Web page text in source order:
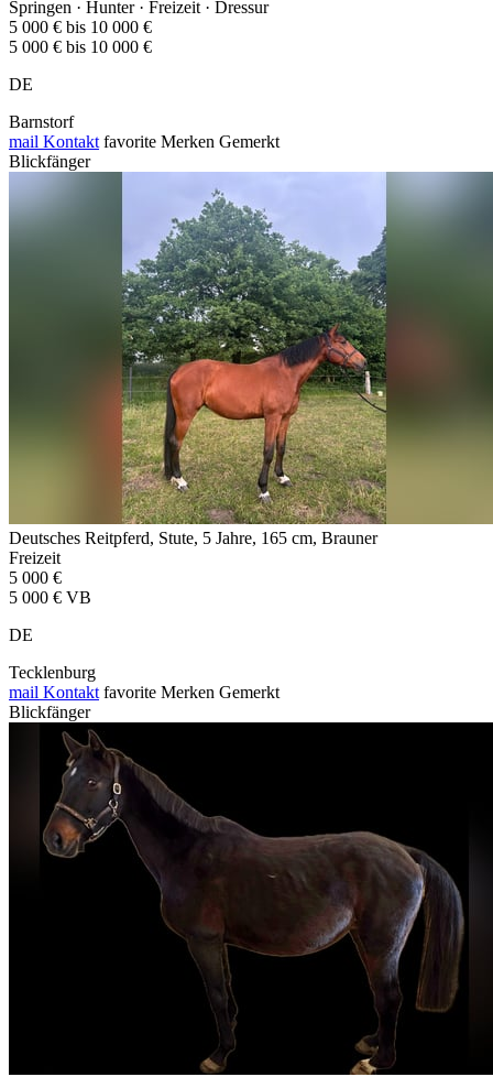
Springen · Hunter · Freizeit · Dressur
5 000 € bis 10 000 €
5 000 € bis 10 000 €
DE
Barnstorf
mail Kontakt favorite Merken Gemerkt
Blickfänger
Deutsches Reitpferd, Stute, 5 Jahre, 165 cm, Brauner
Freizeit
5 000 €
5 000 € VB
DE
Tecklenburg
mail Kontakt favorite Merken Gemerkt
Blickfänger